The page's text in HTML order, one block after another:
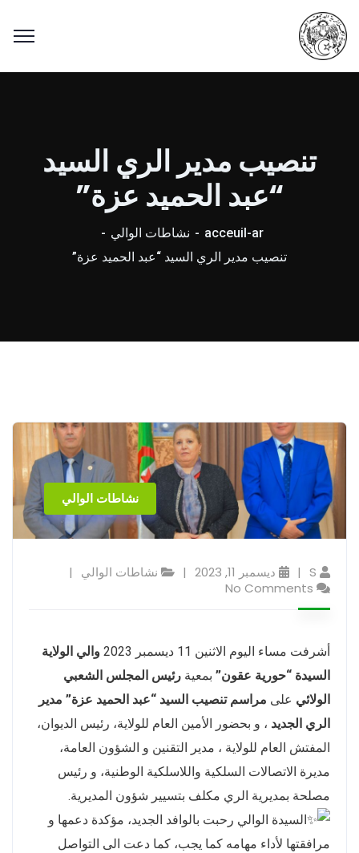
تنصيب مدير الري السيد
“عبد الحميد عزة”
acceuil-ar
نشاطات الوالي
تنصيب مدير الري السيد “عبد الحميد عزة”
نشاطات الوالي
S ديسمبر 11, 2023
نشاطات الوالي
No Comments
أشرفت مساء اليوم الاثنين 11 ديسمبر 2023
والي الولاية
السيدة “حورية عقون” بمعية رئيس المجلس الشعبي
الولائي على مراسم تنصيب السيد “عبد الحميد عزة” مدير
الري الجديد ، و بحضور الأمين العام للولاية، رئيس الديوان،
المفتش العام للولاية ، مدير التقنين و الشؤون العامة،
مديرة الاتصالات السلكية واللاسلكية الوطنية، و رئيس
مصلحة بمديرية الري مكلف بتسيير شؤون المديرية.
السيدة الوالي رحبت بالوافد الجديد، مؤكدة دعمها و
مرافقتها لأداء مهامه كما يجب، كما دعت الى التواصل